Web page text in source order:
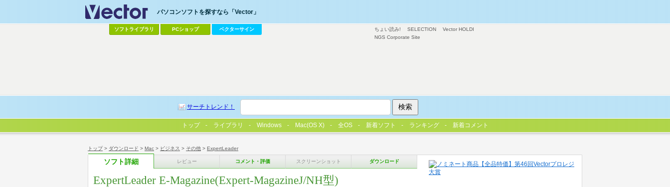
トップ> ダウンロード > Mac > ビジネス > その他 > ExpertLeader
ソフト詳細 レビュー コメント・評価 スクリーンショット ダウンロード
ExpertLeader E-Magazine(Expert-MagazineJ/NH型)
ちょい読み! SELECTION
Vector HOLDI
NGS Corporate Site
パソコンソフトを探すなら「Vector」
ソフトライブラリ PCショップ ベクターサイン
サーチトレンド！
トップ ライブラリ Windows Mac(OS X) 全OS 新着ソフト ランキング 新着コメント